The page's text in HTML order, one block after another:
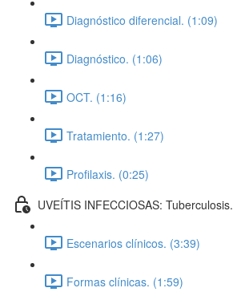
Diagnóstico diferencial. (1:09)
Diagnóstico. (1:06)
OCT. (1:16)
Tratamiento. (1:27)
Profilaxis. (0:25)
UVEÍTIS INFECCIOSAS: Tuberculosis.
Escenarios clínicos. (3:39)
Formas clínicas. (1:59)